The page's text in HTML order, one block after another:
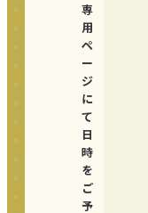
専
用
ペ
ー
ジ
に
て
日
時
を
ご
予